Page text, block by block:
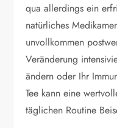
qua allerdings ein
natürliches
unvollkommen
Veränderung
ändern oder Ihr
Tee kann eine
täglichen Routine